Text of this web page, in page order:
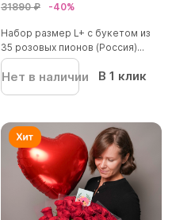
31890 ₽ -40%
Набор размер L+ с букетом из
35 розовых пионов (Россия)...
Нет в наличии В 1 клик